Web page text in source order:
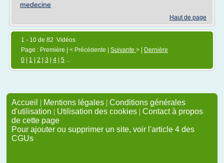
medecine
Haut de page
1 - 10 de 82 Vidéos
Page : Première | < Précédente | Suivante > |
Dernière
0
1 2 3 4 5 ...
Accueil | Mentions légales | Conditions générales
d'utilisation | Utilisation des cookies | Contact à propos
de cette page
Pour ajouter ou supprimer un site, voir l'article 4 des
CGUs